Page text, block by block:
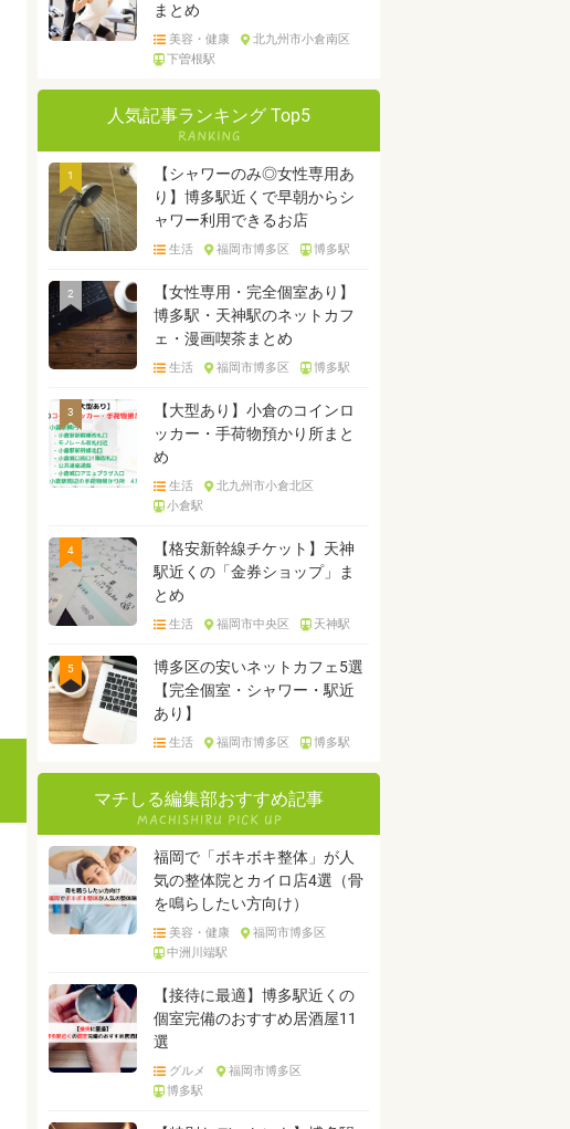
まとめ
美容・健康
北九州市小倉南区
下曽根駅
人気記事ランキング Top5
1
【シャワーのみ◎女性専用あ
り】博多駅近くで早朝からシ
ャワー利用できるお店
生活 福岡市博多区 博多駅
2
【女性専用・完全個室あり】
博多駅・天神駅のネットカフ
ェ・漫画喫茶まとめ
生活 福岡市博多区 博多駅
3
【大型あり】小倉のコインロ
ッカー・手荷物預かり所まと
め
生活
北九州市小倉北区
小倉駅
4
【格安新幹線チケット】天神
駅近くの「金券ショップ」ま
とめ
生活 福岡市中央区 天神駅
5
博多区の安いネットカフェ5選
【完全個室・シャワー・駅近
あり】
生活 福岡市博多区 博多駅
マチしる編集部おすすめ記事
福岡で「ボキボキ整体」が人
気の整体院とカイロ店4選（骨
を鳴らしたい方向け）
美容・健康
福岡市博多区
中洲川端駅
【接待に最適】博多駅近くの
個室完備のおすすめ居酒屋11
選
グルメ
福岡市博多区
博多駅